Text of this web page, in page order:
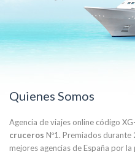
Quienes Somos
Agencia de viajes online código
cruceros Nº1. Premiados
mejores agencias de España por